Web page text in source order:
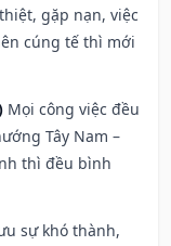
gặp nạn, việc
cúng tế thì mới
Mọi công việc đều
Tây Nam –
thì đều bình
sự khó thành,